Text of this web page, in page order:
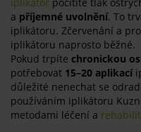
a příjemné uvolnění. To
iplikátoru. Zčervenání a
iplikátoru naprosto běžné.
Pokud trpíte chronickou
potřebovat 15–20 aplikací
důležité nenechat se
používáním iplikátoru
metodami léčení a